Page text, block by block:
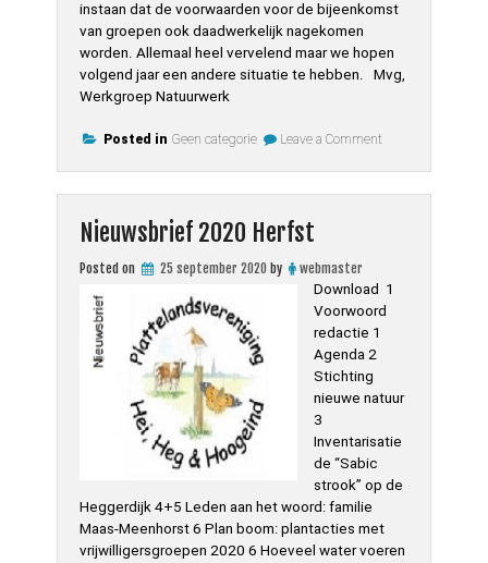
instaan dat de voorwaarden voor de bijeenkomst
van groepen ook daadwerkelijk nagekomen
worden. Allemaal heel vervelend maar we hopen
volgend jaar een andere situatie te hebben. Mvg,
Werkgroep Natuurwerk
Posted in Geen categorie Leave a Commenton
niet
Nieuwsbrief 2020 Herfst
Posted on 25 september 2020 by
webmaster
Download 1
Voorwoord
redactie 1
Agenda 2
Stichting
nieuwe natuur
3
Inventarisatie
de “Sabic
strook” op de
Heggerdijk 4+5 Leden aan het woord: familie
Maas-Meenhorst 6 Plan boom: plantacties met
vrijwilligersgroepen 2020 6 Hoeveel water voeren